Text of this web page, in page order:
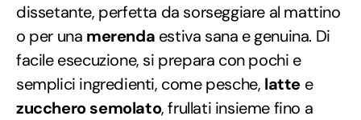
dissetante, perfetta da sorseggiare al mattino
o per una merenda estiva sana e genuina. Di
facile esecuzione, si prepara con pochi e
semplici ingredienti, come pesche, latte e
zucchero semolato, frullati insieme fino a